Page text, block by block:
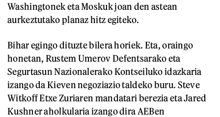
Washingtonek eta Moskuk joan den astean
aurkeztutako planaz hitz egiteko.
Bihar egingo dituzte bilera horiek. Eta, oraingo
honetan, Rustem Umerov Defentsarako eta
Segurtasun Nazionalerako Kontseiluko idazkaria
izango da Kieven negoziazio taldeko buru. Steve
Witkoff Etxe Zuriaren mandatari berezia eta Jared
Kushner aholkularia izango dira AEBen